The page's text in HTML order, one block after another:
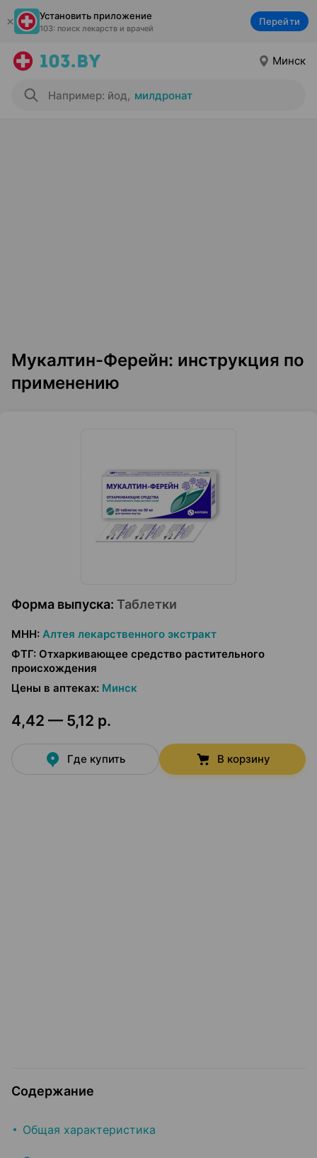
Установить приложение
103: поиск лекарств и врачей
Перейти
Минск
Например: йод, милдронат
Мукалтин-Ферейн: инструкция по
применению
Форма выпуска: Таблетки
МНН: Алтея лекарственного экстракт
ФТГ: Отхаркивающее средство растительного
происхождения
Цены в аптеках: Минск
4,42 — 5,12 р.
Где купить В корзину
Содержание
Общая характеристика